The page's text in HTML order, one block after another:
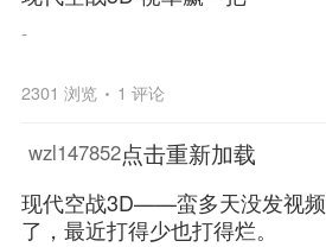
-
2301 浏览 1 评论
wzl147852点击重新加载
现代空战3D——蛮多天没发视频
了，最近打得少也打得烂。